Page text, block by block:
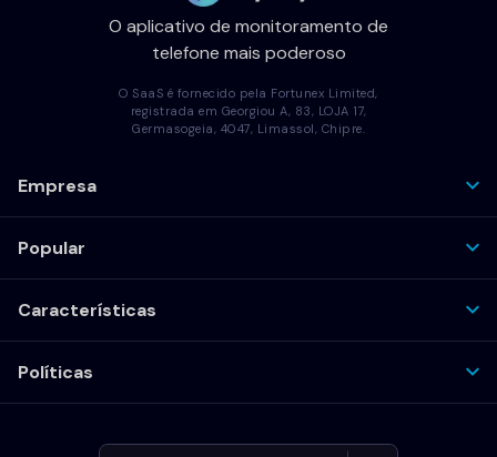
O aplicativo de monitoramento de
telefone mais poderoso
O SaaS é fornecido pela Fortunex Limited,
registrada em Georgiou A, 83, LOJA 17,
Germasogeia, 4047, Limassol, Chipre.
Empresa
Popular
Características
Políticas